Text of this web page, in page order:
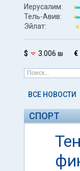
Иерусалим:
Тель-Авив:
Эйлат:
$ 3.006 ₪ €
ВСЕ НОВОСТИ
СПОРТ